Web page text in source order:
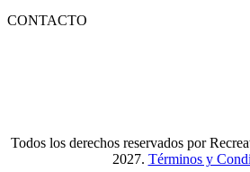
CONTACTO
Todos los derechos reservados por
2027. Términos y